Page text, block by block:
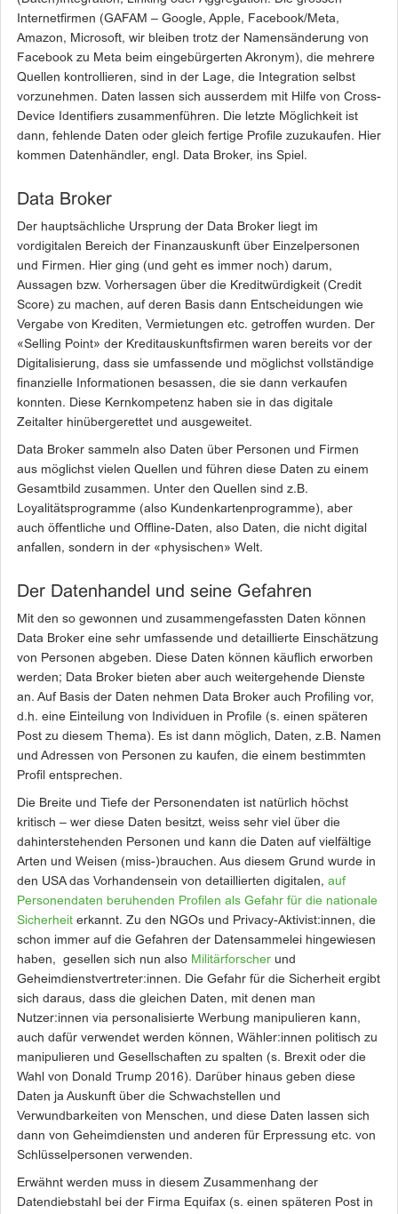
Internetfirmen (GAFAM – Google, Apple, Facebook/Meta,
Amazon, Microsoft, wir bleiben trotz der Namensänderung von
Facebook zu Meta beim eingebürgerten Akronym), die mehrere
Quellen kontrollieren, sind in der Lage, die Integration selbst
vorzunehmen. Daten lassen sich ausserdem mit Hilfe von Cross-
Device Identifiers zusammenführen. Die letzte Möglichkeit ist
dann, fehlende Daten oder gleich fertige Profile zuzukaufen. Hier
kommen Datenhändler, engl. Data Broker, ins Spiel.
Data Broker
Der hauptsächliche Ursprung der Data Broker liegt im
vordigitalen Bereich der Finanzauskunft über Einzelpersonen
und Firmen. Hier ging (und geht es immer noch) darum,
Aussagen bzw. Vorhersagen über die Kreditwürdigkeit (Credit
Score) zu machen, auf deren Basis dann Entscheidungen wie
Vergabe von Krediten, Vermietungen etc. getroffen wurden. Der
«Selling Point» der Kreditauskunftsfirmen waren bereits vor der
Digitalisierung, dass sie umfassende und möglichst vollständige
finanzielle Informationen besassen, die sie dann verkaufen
konnten. Diese Kernkompetenz haben sie in das digitale
Zeitalter hinübergerettet und ausgeweitet.
Data Broker sammeln also Daten über Personen und Firmen
aus möglichst vielen Quellen und führen diese Daten zu einem
Gesamtbild zusammen. Unter den Quellen sind z.B.
Loyalitätsprogramme (also Kundenkartenprogramme), aber
auch öffentliche und Offline-Daten, also Daten, die nicht digital
anfallen, sondern in der «physischen» Welt.
Der Datenhandel und seine Gefahren
Mit den so gewonnen und zusammengefassten Daten können
Data Broker eine sehr umfassende und detaillierte Einschätzung
von Personen abgeben. Diese Daten können käuflich erworben
werden; Data Broker bieten aber auch weitergehende Dienste
an. Auf Basis der Daten nehmen Data Broker auch Profiling vor,
d.h. eine Einteilung von Individuen in Profile (s. einen späteren
Post zu diesem Thema). Es ist dann möglich, Daten, z.B. Namen
und Adressen von Personen zu kaufen, die einem bestimmten
Profil entsprechen.
Die Breite und Tiefe der Personendaten ist natürlich höchst
kritisch – wer diese Daten besitzt, weiss sehr viel über die
dahinterstehenden Personen und kann die Daten auf vielfältige
Arten und Weisen (miss-)brauchen. Aus diesem Grund wurde in
den USA das Vorhandensein von detaillierten digitalen, auf
Personendaten beruhenden Profilen als Gefahr für die nationale
Sicherheit erkannt. Zu den NGOs und Privacy-Aktivist:innen, die
schon immer auf die Gefahren der Datensammelei hingewiesen
haben, gesellen sich nun also Militärforscher und
Geheimdienstvertreter:innen. Die Gefahr für die Sicherheit ergibt
sich daraus, dass die gleichen Daten, mit denen man
Nutzer:innen via personalisierte Werbung manipulieren kann,
auch dafür verwendet werden können, Wähler:innen politisch zu
manipulieren und Gesellschaften zu spalten (s. Brexit oder die
Wahl von Donald Trump 2016). Darüber hinaus geben diese
Daten ja Auskunft über die Schwachstellen und
Verwundbarkeiten von Menschen, und diese Daten lassen sich
dann von Geheimdiensten und anderen für Erpressung etc. von
Schlüsselpersonen verwenden.
Erwähnt werden muss in diesem Zusammenhang der
Datendiebstahl bei der Firma Equifax (s. einen späteren Post in